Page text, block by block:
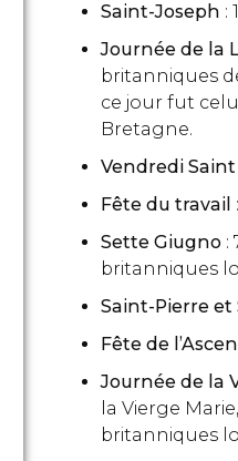
Saint-Joseph :
Journée de la
britanniques
ce jour fut
Bretagne.
Vendredi Saint
Fête du travail
Sette Giugno :
britanniques
Saint-Pierre et
Fête de
Journée de la
la Vierge
britanniques